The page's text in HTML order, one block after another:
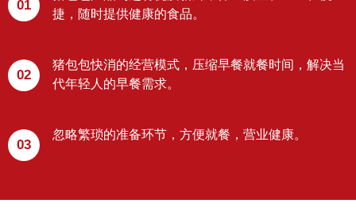
01
捷，随时提供健康的食品。
02
猪包包快消的经营模式，压缩早餐就餐时间，解决当
代年轻人的早餐需求。
03
忽略繁琐的准备环节，方便就餐，营业健康。